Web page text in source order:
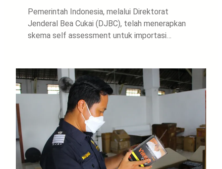
Pemerintah Indonesia, melalui Direktorat
Jenderal Bea Cukai (DJBC), telah menerapkan
skema self assessment untuk importasi…